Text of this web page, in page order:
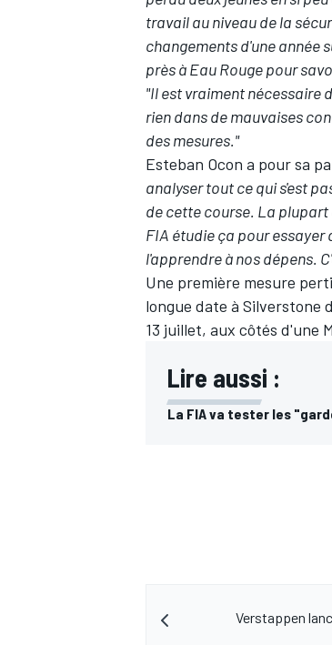
travail au niveau de la
changements d'une année
près à Eau Rouge pour
"Il est vraiment nécessaire
rien dans de mauvaises
des mesures."
Esteban Ocon a pour sa
analyser tout ce qui s'est
de cette course. La plupart
FIA étudie ça pour
l'apprendre à nos dépens.
Une première mesure
longue date à Silverstone
13 juillet, aux côtés d'une
Lire aussi :
La FIA va tester les
Verstappen